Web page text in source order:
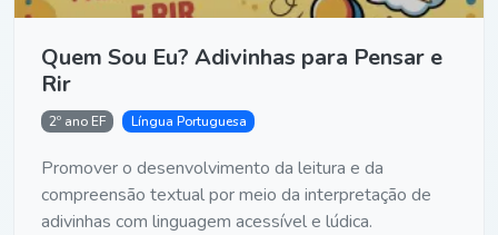
Quem Sou Eu? Adivinhas para Pensar e
Rir
2º ano EF Língua Portuguesa
Promover o desenvolvimento da leitura e da
compreensão textual por meio da interpretação de
adivinhas com linguagem acessível e lúdica.